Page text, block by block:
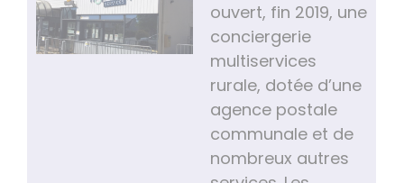
ouvert, fin 2019, une
conciergerie
multiservices
rurale, dotée d’une
agence postale
communale et de
nombreux autres